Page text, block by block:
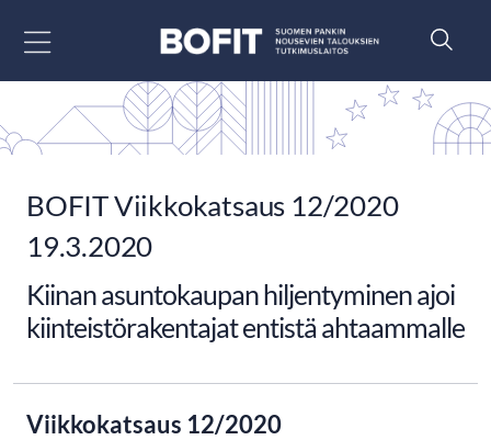
BOFIT Viikkokatsaus 12/2020
19.3.2020
Kiinan asuntokaupan hiljentyminen ajoi
kiinteistörakentajat entistä ahtaammalle
Viikkokatsaus 12/2020